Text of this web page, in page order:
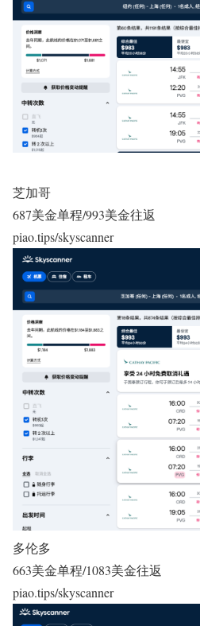
芝加哥
687美金单程/993美金往返
piao.tips/skyscanner
多伦多
663美金单程/1083美金往返
piao.tips/skyscanner